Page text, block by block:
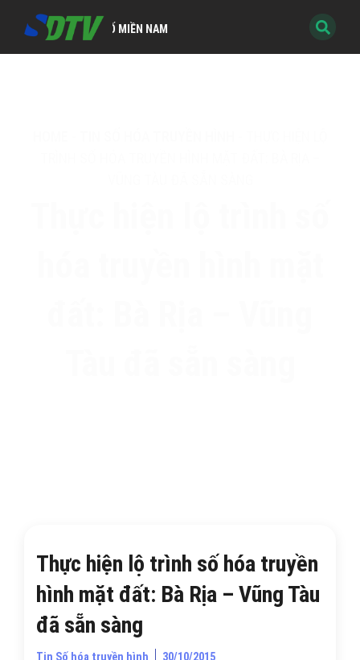
THUẬT SỐ MIỀN NAM
Thực hiện lộ trình số hóa truyền
hình mặt đất: Bà Rịa – Vũng Tàu
đã sẵn sàng
Tin Số hóa truyền hình 30/10/2015